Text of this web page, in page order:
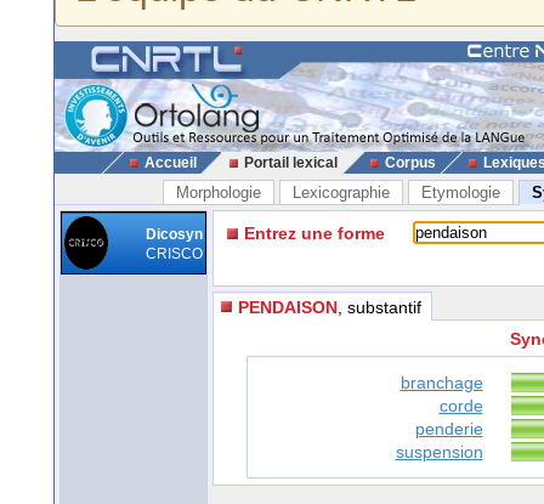
Accueil Portail lexical Corpus
Morphologie Lexicographie Etymologie
Dicosyn
CRISCO
Entrez une forme
PENDAISON , substantif
branchage
corde
penderie
suspension